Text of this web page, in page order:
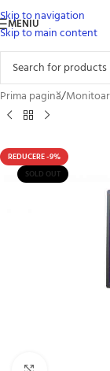
Skip to navigation
Skip to main content
MENIU
Prima pagină/
REDUCERE -9%
SOLD OUT